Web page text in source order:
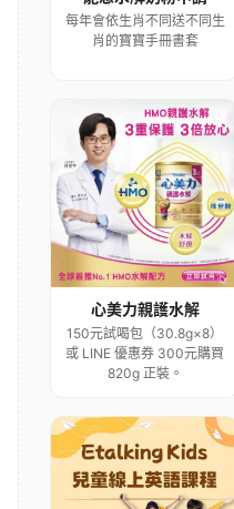
每年會依生肖不同送不同生
肖的寶寶手冊書套
心美力親護水解
150元試喝包（30.8g×8）
或 LINE 優惠券 300元購買
820g 正裝。